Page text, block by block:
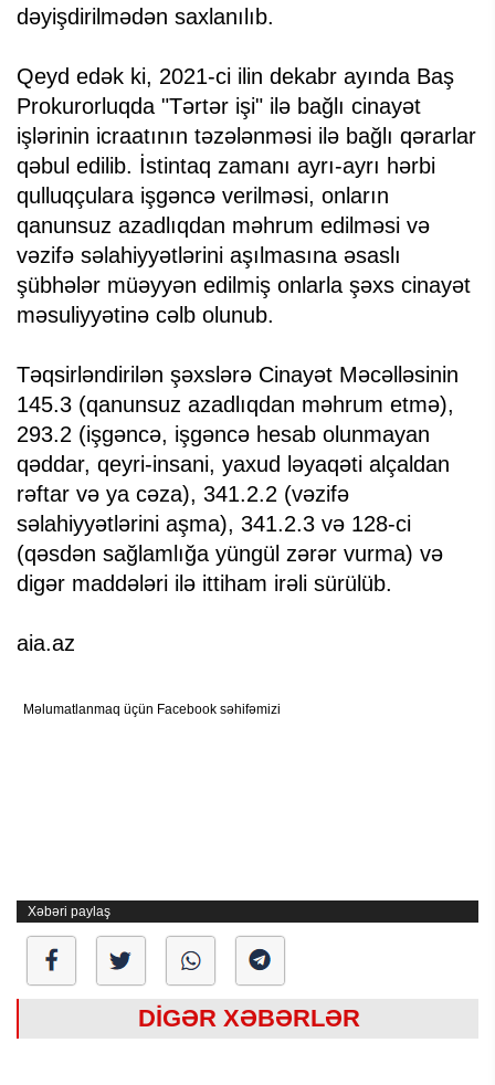
dəyişdirilmədən saxlanılıb.
Qeyd edək ki, 2021-ci ilin dekabr ayında Baş
Prokurorluqda "Tərtər işi" ilə bağlı cinayət
işlərinin icraatının təzələnməsi ilə bağlı qərarlar
qəbul edilib. İstintaq zamanı ayrı-ayrı hərbi
qulluqçulara işgəncə verilməsi, onların
qanunsuz azadlıqdan məhrum edilməsi və
vəzifə səlahiyyətlərini aşılmasına əsaslı
şübhələr müəyyən edilmiş onlarla şəxs cinayət
məsuliyyətinə cəlb olunub.
Təqsirləndirilən şəxslərə Cinayət Məcəlləsinin
145.3 (qanunsuz azadlıqdan məhrum etmə),
293.2 (işgəncə, işgəncə hesab olunmayan
qəddar, qeyri-insani, yaxud ləyaqəti alçaldan
rəftar və ya cəza), 341.2.2 (vəzifə
səlahiyyətlərini aşma), 341.2.3 və 128-ci
(qəsdən sağlamlığa yüngül zərər vurma) və
digər maddələri ilə ittiham irəli sürülüb.
aia.az
Məlumatlanmaq üçün Facebook səhifəmizi
Xəbəri paylaş
DİGƏR XƏBƏRLƏR